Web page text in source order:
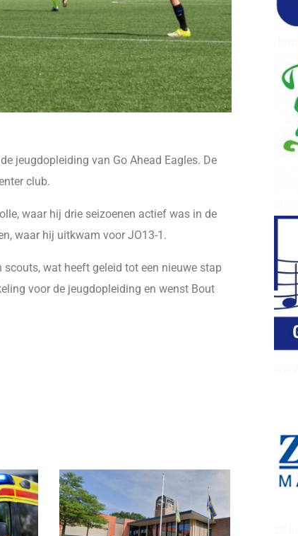
jeugdopleiding van Go Ahead Eagles. De
club.
waar hij drie seizoenen actief was in de
waar hij uitkwam voor JO13-1.
wat heeft geleid tot een nieuwe stap
voor de jeugdopleiding en wenst Bout